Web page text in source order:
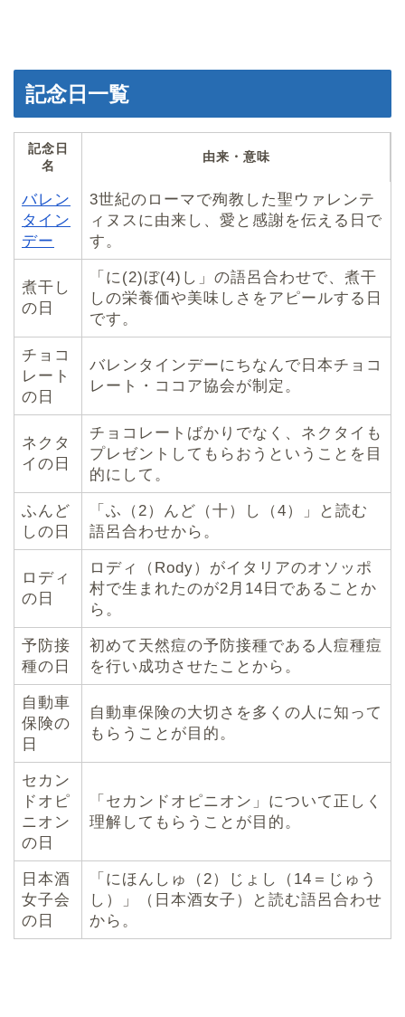
記念日一覧
記念日
名
由来・意味
バレン
タイン
デー
3世紀のローマで殉教した聖ウァレンテ
ィヌスに由来し、愛と感謝を伝える日で
す。
煮干し
の日
「に(2)ぼ(4)し」の語呂合わせで、煮干
しの栄養価や美味しさをアピールする日
です。
チョコ
レート
の日
バレンタインデーにちなんで日本チョコ
レート・ココア協会が制定。
ネクタ
イの日
チョコレートばかりでなく、ネクタイも
プレゼントしてもらおうということを目
的にして。
ふんど
しの日
「ふ（2）んど（十）し（4）」と読む
語呂合わせから。
ロディ
の日
ロディ（Rody）がイタリアのオソッポ
村で生まれたのが2月14日であることか
ら。
予防接
種の日
初めて天然痘の予防接種である人痘種痘
を行い成功させたことから。
自動車
保険の
日
自動車保険の大切さを多くの人に知って
もらうことが目的。
セカン
ドオピ
ニオン
の日
「セカンドオピニオン」について正しく
理解してもらうことが目的。
日本酒
女子会
の日
「にほんしゅ（2）じょし（14＝じゅう
し）」（日本酒女子）と読む語呂合わせ
から。